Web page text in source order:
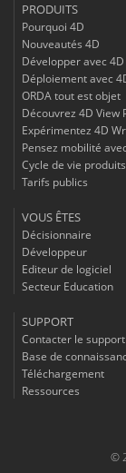
PRODUITS
Pourquoi 4D
Nouveautés 4D
Développer avec 4D
Déploiement avec
ORDA tout est objet
Découvrez 4D View
Expérimentez 4D
Pensez mobilité
Cycle de vie produits
Tarifs publics
VOUS ÊTES
Décisionnaire
Développeur
Editeur de logiciel
Secteur Education
SUPPORT
Contacter le support
Base de
Téléchargement
Ressources
©